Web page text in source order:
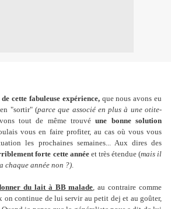
cette fabuleuse expérience,que nous avons eu
"sortir" (parce que associé en plus à une otite-
tout de même trouvéune bonne solution
vous en faire profiter, au cas où vous vous
les prochaines semaines... Aux dires des
forte cette annéeet très étendue (mais il
chaque année non ?).
du lait à BB malade, au contraire comme
on continue de lui servir au petit dej et au goûter,